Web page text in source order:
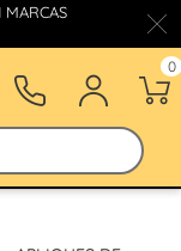
MARCAS
0